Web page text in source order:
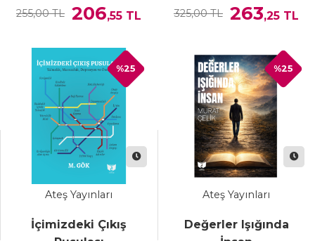
255,00 TL 206,55 TL 325,00 TL 263,25 TL
Ateş Yayınları
İçimizdeki Çıkış
%25
Ateş Yayınları
Değerler Işığında
%25